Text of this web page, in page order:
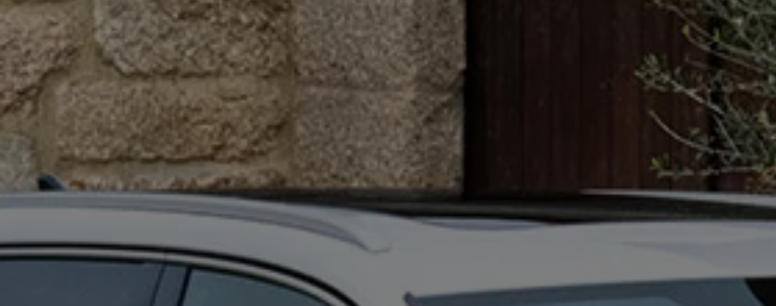
Mootoriõli ja töövedelikud
Veljed ja rehvid
Avarii- ja rikkeabi
Volkswageni teenindus
Lisatarvikud
Sise- ja väliskaitse
Transpordi- ja pagasilahendused
Meelelahutus ja elektroonika
Isikupärastamine
Seinalaadija ja laadimiskaablid
Klienditeave
Ringlussevõtt ja tagastamine
Tagasikutsumiskampaaniad
Hoiatus- ja märgutuled
Teie Volkswageni uusimad tarkvaravärskendused
Teie Volkswageni uusimad tarkvaravärskendused
Digitaalne juhend
myVolkswagen
Takata turvapadja ohutusalane tagasikutsumine